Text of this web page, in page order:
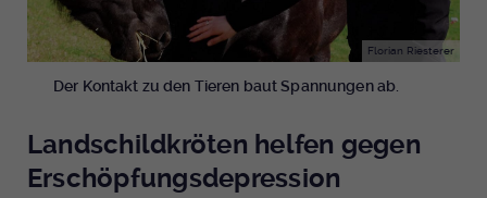
Florian Riesterer
Der Kontakt zu den Tieren baut Spannungen ab.
Landschildkröten helfen gegen
Erschöpfungsdepression